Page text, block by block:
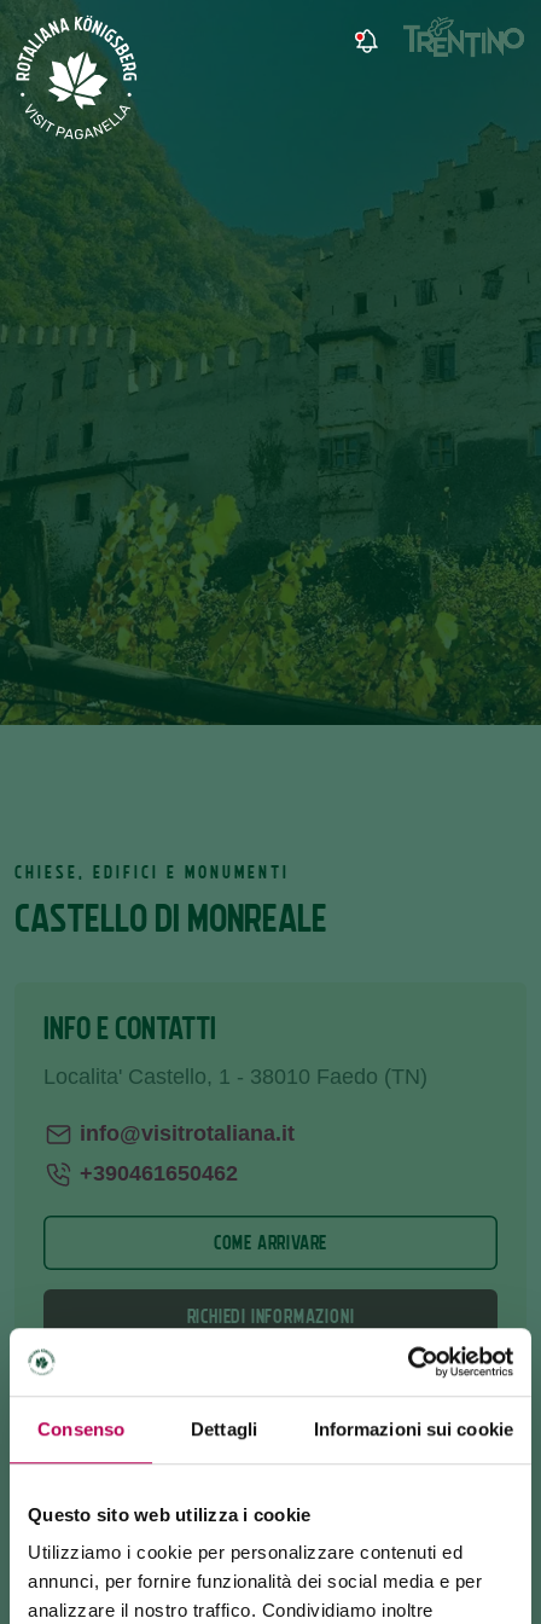
Consenso Dettagli Informazioni sui cookie
Questo sito web utilizza i cookie
Utilizziamo i cookie per personalizzare contenuti ed
annunci, per fornire funzionalità dei social media e per
analizzare il nostro traffico. Condividiamo inoltre
CASTELLO DI MONREALE
CHIESE, EDIFICI E MONUMENTI
Guardando la distesa di vigneti e boschi che
Monreale (o Königsberg) che spicca come una
sentinella.
Un tempo dominava dall’alto la Piana Rotaliana e
INFO E CONTATTI
Localita' Castello, 1 - 38010 Faedo (TN)
info@visitrotaliana.it
+390461650462
COME ARRIVARE
RICHIEDI INFORMAZIONI